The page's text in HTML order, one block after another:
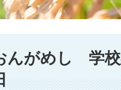
んがめし 学